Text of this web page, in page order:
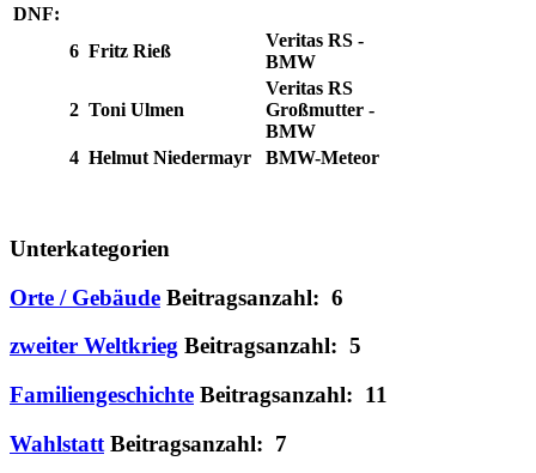
DNF:
6 Fritz Rieß
Veritas RS -
BMW
2 Toni Ulmen
Veritas RS
Großmutter -
BMW
4 Helmut Niedermayr BMW-Meteor
Unterkategorien
Orte / Gebäude Beitragsanzahl: 6
zweiter Weltkrieg Beitragsanzahl: 5
Familiengeschichte Beitragsanzahl: 11
Wahlstatt Beitragsanzahl: 7